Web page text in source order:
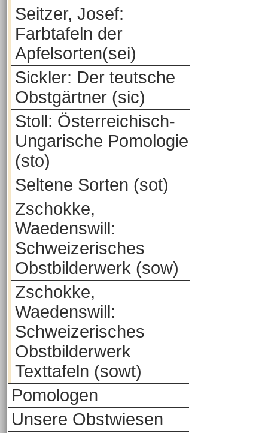
Seitzer, Josef:
Farbtafeln der
Apfelsorten(sei)
Sickler: Der teutsche
Obstgärtner (sic)
Stoll: Österreichisch-
Ungarische Pomologie
(sto)
Seltene Sorten (sot)
Zschokke,
Waedenswill:
Schweizerisches
Obstbilderwerk (sow)
Zschokke,
Waedenswill:
Schweizerisches
Obstbilderwerk
Texttafeln (sowt)
Pomologen
Unsere Obstwiesen